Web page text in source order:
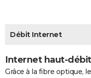
GUIDES D'ACHAT
CARTE DE VOEUX
Débit Internet
Internet haut-
Grâce à la fibre optique,